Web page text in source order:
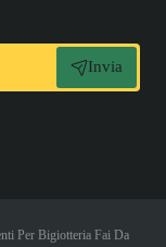
Invia
Per Bigiotteria Fai Da